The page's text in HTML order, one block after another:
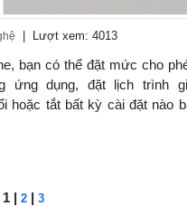
| Lượt xem: 4013
bạn có thể đặt mức cho
ứng dụng, đặt lịch trình
hoặc tắt bất kỳ cài đặt nào
1 | 2| 3